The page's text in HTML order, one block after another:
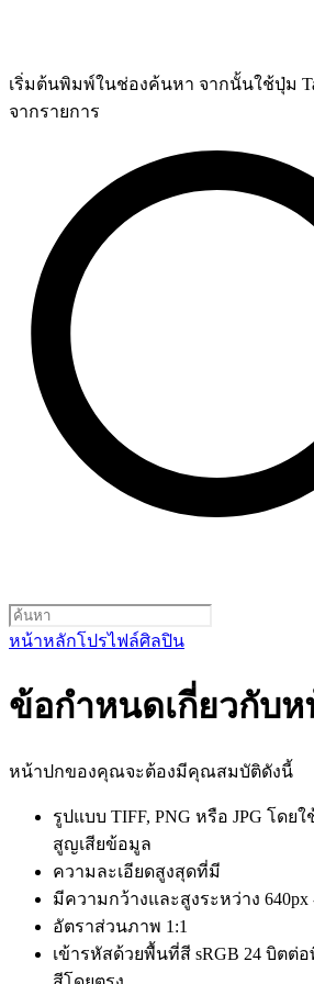
เริ่มต้นพิมพ์ในช่องค้นหา จากนั้นใช้ปุ่ม
จากรายการ
หน้าหลักโปรไฟล์ศิลปิน
ข้อกำหนดเกี่ยวกับ
หน้าปกของคุณจะต้องมีคุณสมบัติดังนี้
รูปแบบ TIFF, PNG หรือ JPG โดย
สูญเสียข้อมูล
ความละเอียดสูงสุดที่มี
มีความกว้างและสูงระหว่าง 640px
อัตราส่วนภาพ 1:1
เข้ารหัสด้วยพื้นที่สี sRGB 24 บิตต่